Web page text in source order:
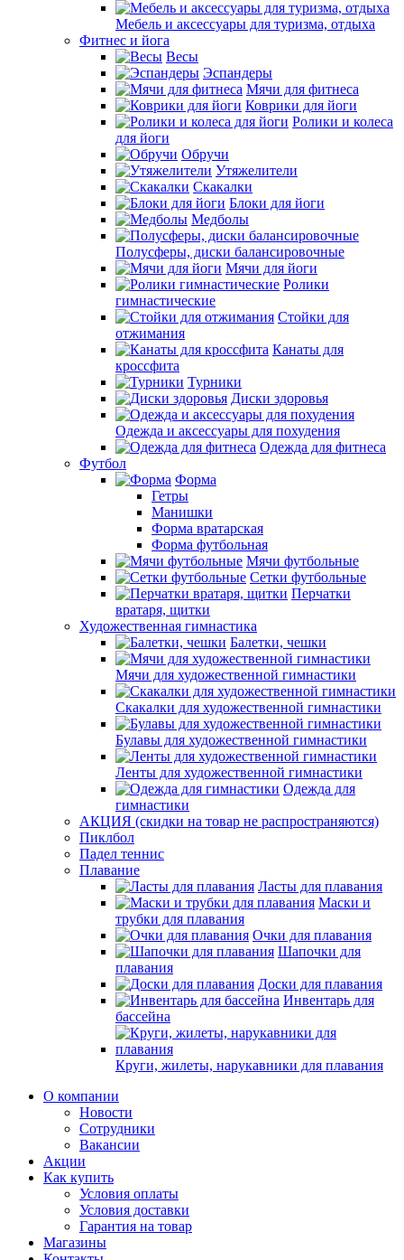
Мебель и аксессуары для туризма, отдыха
Фитнес и йога
Весы
Эспандеры
Мячи для фитнеса
Коврики для йоги
Ролики и колеса
для йоги
Обручи
Утяжелители
Скакалки
Блоки для йоги
Медболы
Полусферы, диски балансировочные
Мячи для йоги
Ролики
гимнастические
Стойки для
отжимания
Канаты для
кроссфита
Турники
Диски здоровья
Одежда и аксессуары для похудения
Одежда для фитнеса
Футбол
Форма
Гетры
Манишки
Форма вратарская
Форма футбольная
Мячи футбольные
Сетки футбольные
Перчатки
вратаря, щитки
Художественная гимнастика
Балетки, чешки
Мячи для художественной гимнастики
Скакалки для художественной гимнастики
Булавы для художественной гимнастики
Ленты для художественной гимнастики
Одежда для
гимнастики
АКЦИЯ (скидки на товар не распространяются)
Пиклбол
Падел теннис
Плавание
Ласты для плавания
Маски и
трубки для плавания
Очки для плавания
Шапочки для
плавания
Доски для плавания
Инвентарь для
бассейна
Круги, жилеты, нарукавники для плавания
О компании
Новости
Сотрудники
Вакансии
Акции
Как купить
Условия оплаты
Условия доставки
Гарантия на товар
Магазины